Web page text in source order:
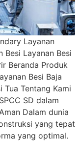
Layanan
Besi Layanan Besi
Beranda Produk
Besi Baja
Tua Tentang Kami
SD dalam
Dalam dunia
yang tepat
yang optimal.